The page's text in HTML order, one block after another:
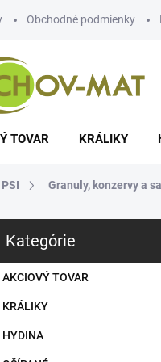
Obchodné podmienky
TOVAR KRÁLIKY
PSI Granuly, konzervy a
Kategórie
AKCIOVÝ TOVAR
KRÁLIKY
HYDINA